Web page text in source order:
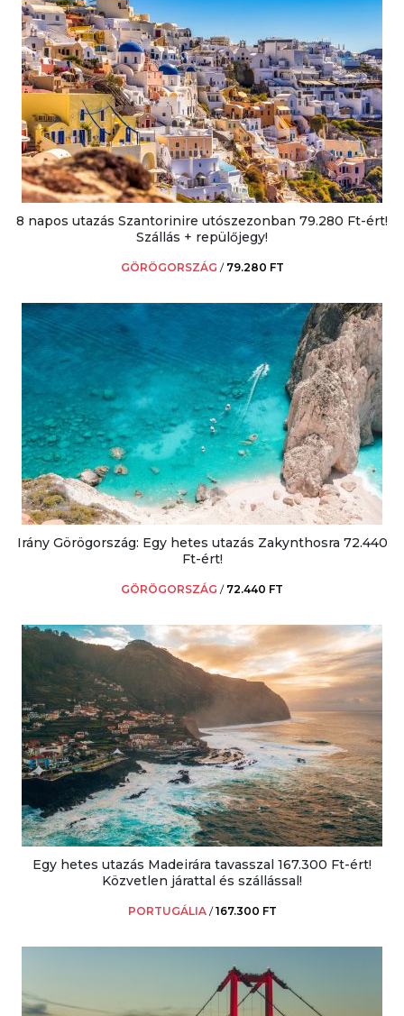
8 napos utazás Szantorinire utószezonban 79.280 Ft-ért!
Szállás + repülőjegy!
GÖRÖGORSZÁG / 79.280 FT
Irány Görögország: Egy hetes utazás Zakynthosra 72.440
Ft-ért!
GÖRÖGORSZÁG / 72.440 FT
Egy hetes utazás Madeirára tavasszal 167.300 Ft-ért!
Közvetlen járattal és szállással!
PORTUGÁLIA /167.300 FT